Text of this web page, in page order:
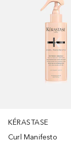
KÉRASTASE
Curl Manifesto